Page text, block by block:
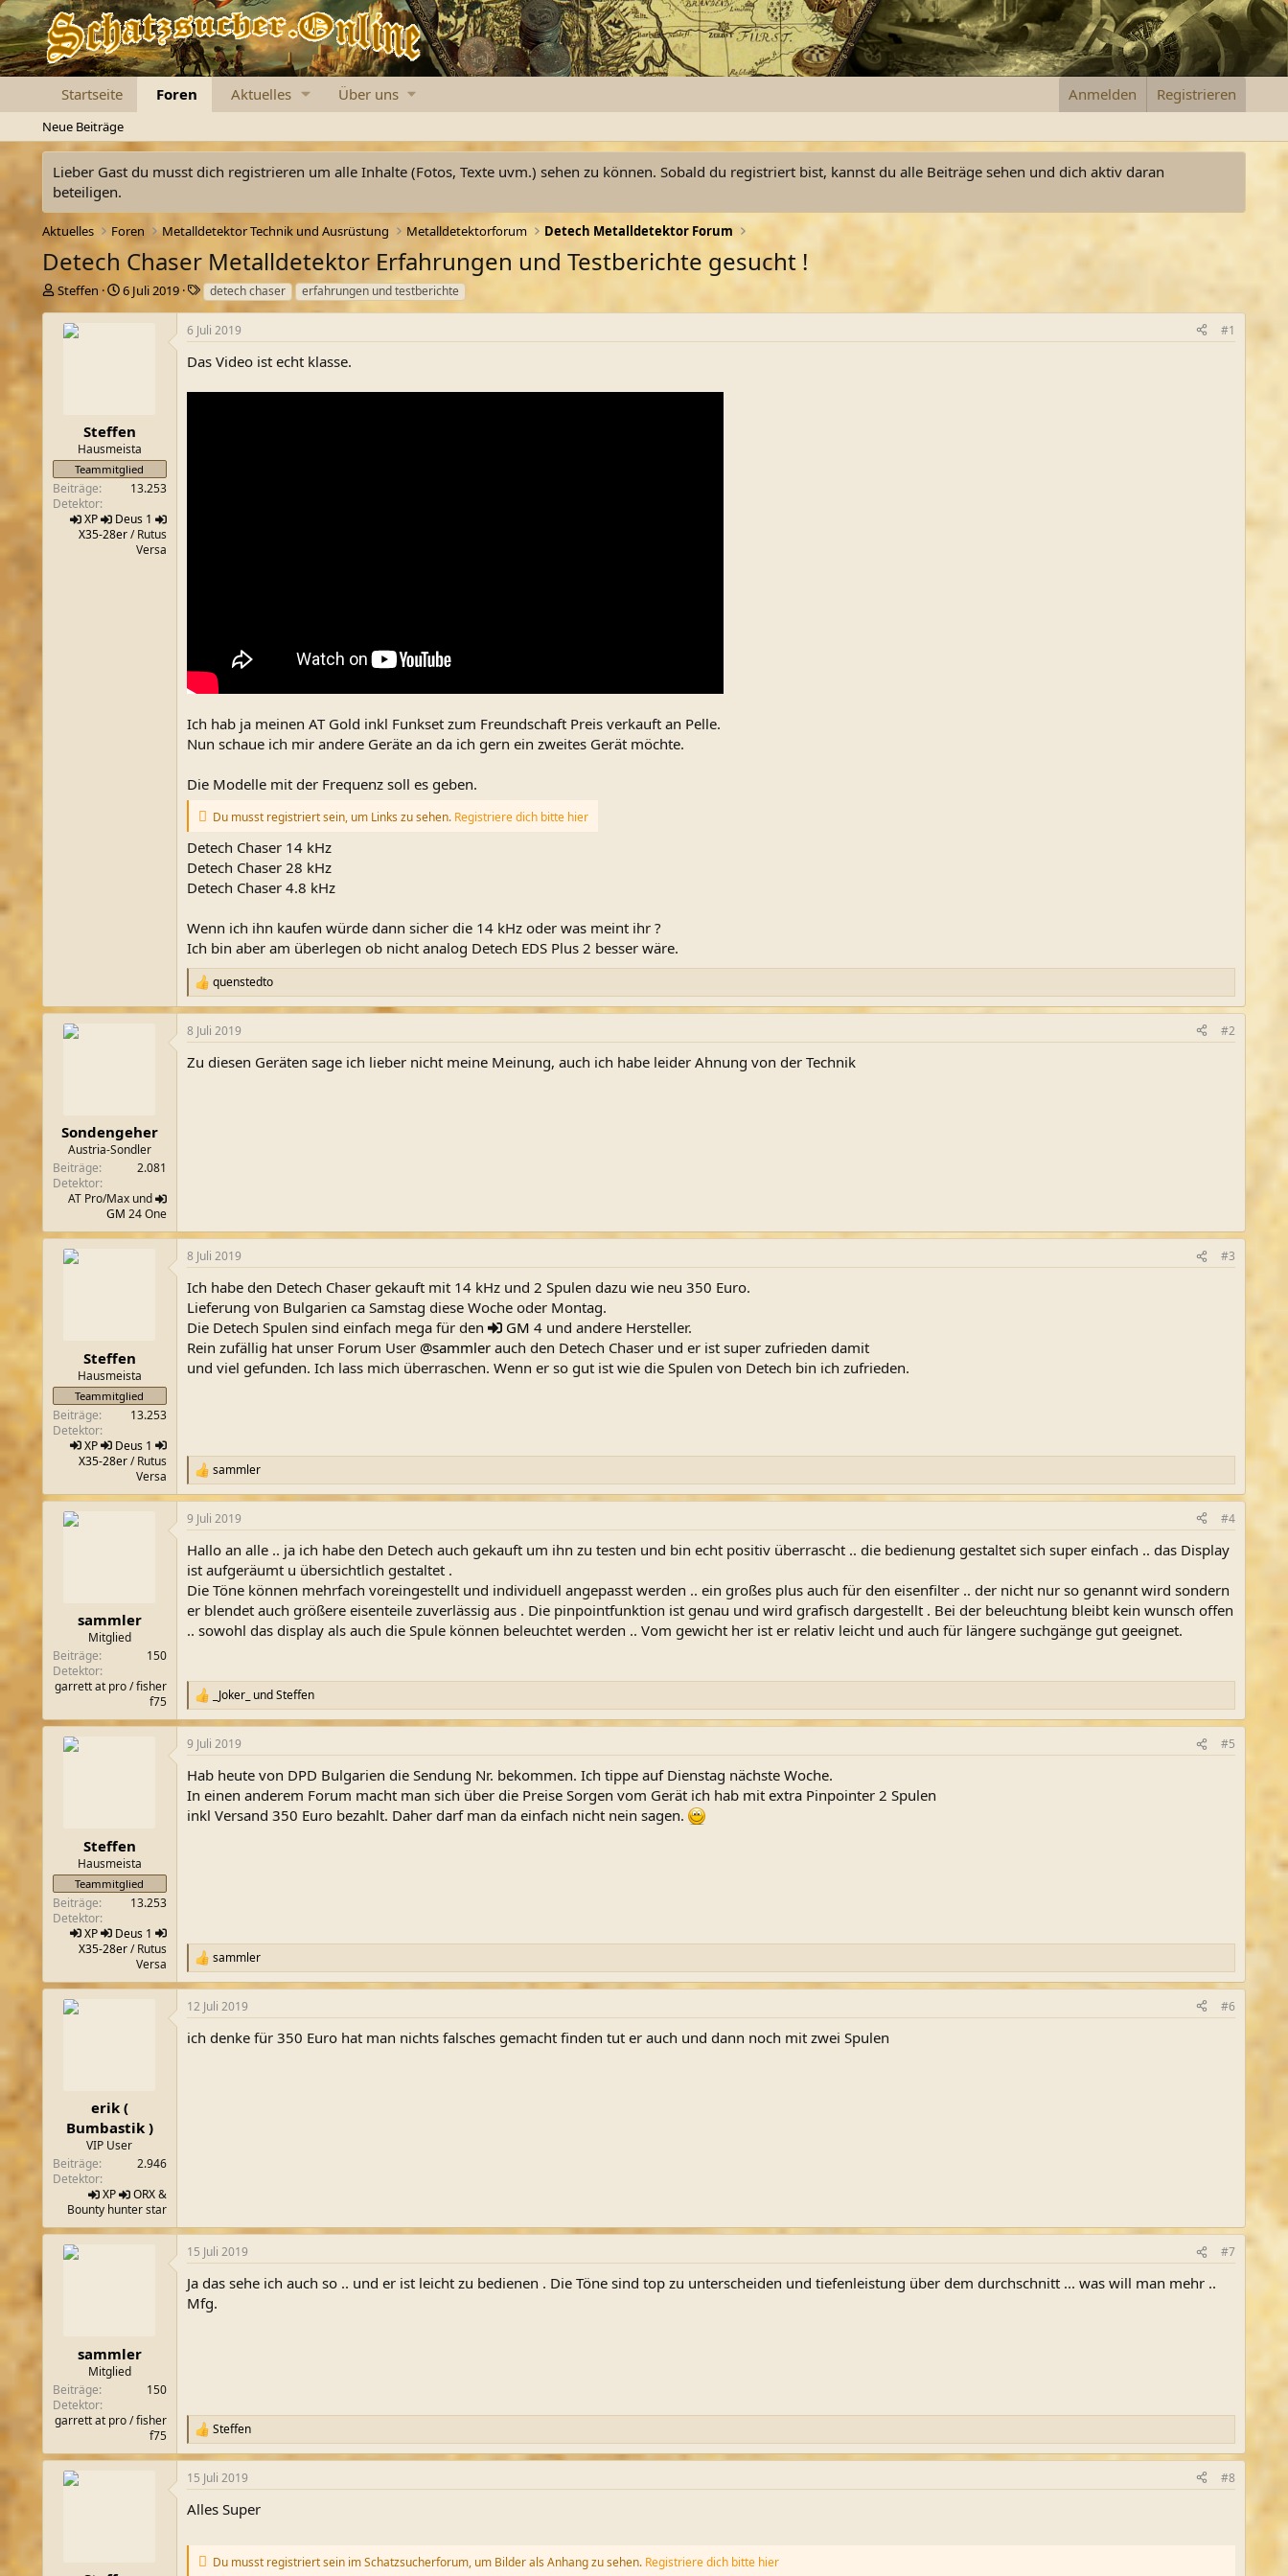
Startseite Foren Aktuelles Über uns Anmelden Registrieren
Neue Beiträge
Lieber Gast du musst dich registrieren um alle Inhalte (Fotos, Texte uvm.) sehen zu können. Sobald du registriert bist, kannst du alle Beiträge sehen und dich aktiv daran
beteiligen.
Aktuelles Foren Metalldetektor Technik und Ausrüstung Metalldetektorforum Detech Metalldetektor Forum
Detech Chaser Metalldetektor Erfahrungen und Testberichte gesucht !
E
Steffen
E
a
m
6 Juli 2019
S
c
h
l
a
w
detech chaser erfahrungen und testberichte
Steffen
Hausmeista
Teammitglied
Beiträge
13.253
Detektor
XP
Deus 1
X35-28er/ Rutus
Versa
6 Juli 2019 #1
Das Video ist echt klasse.
Ich hab ja meinen AT Gold inkl Funkset zum Freundschaft Preis verkauft an Pelle.
Nun schaue ich mir andere Geräte an da ich gern ein zweites Gerät möchte.
Die Modelle mit der Frequenz soll es geben.
Du musst registriert sein, um Links zu sehen. Registriere dich bitte hier
Detech Chaser 14 kHz
Detech Chaser 28 kHz
Detech Chaser 4.8 kHz
Wenn ich ihn kaufen würde dann sicher die 14 kHz oder was meint ihr ?
Ich bin aber am überlegen ob nicht analog Detech EDS Plus 2 besser wäre.
R
e
a
k
i
quenstedto
Sondengeher
Austria-Sondler
Beiträge
2.081
Detektor
AT Pro/Max und
GM 24 One
8 Juli 2019 #2
Zu diesen Geräten sage ich lieber nicht meine Meinung, auch ich habe leider Ahnung von der Technik
Steffen
Hausmeista
Teammitglied
Beiträge
13.253
Detektor
XP
Deus 1
X35-28er/ Rutus
Versa
8 Juli 2019 #3
Ich habe den Detech Chaser gekauft mit 14 kHz und 2 Spulen dazu wie neu 350 Euro.
Lieferung von Bulgarien ca Samstag diese Woche oder Montag.
Die Detech Spulen sind einfach mega für den
GM 4 und andere Hersteller.
Rein zufällig hat unser Forum User @sammlerauch den Detech Chaser und er ist super zufrieden damit
und viel gefunden. Ich lass mich überraschen. Wenn er so gut ist wie die Spulen von Detech bin ich zufrieden.
R
e
a
k
i
o
n
e
n
sammler
sammler
Mitglied
Beiträge
150
Detektor
garrett at pro / fisher
f75
9 Juli 2019 #4
Hallo an alle .. ja ich habe den Detech auch gekauft um ihn zu testen und bin echt positiv überrascht .. die bedienung gestaltet sich super einfach .. das Display
ist aufgeräumt u übersichtlich gestaltet .
Die Töne können mehrfach voreingestellt und individuell angepasst werden .. ein großes plus auch für den eisenfilter .. der nicht nur so genannt wird sondern
er blendet auch größere eisenteile zuverlässig aus . Die pinpointfunktion ist genau und wird grafisch dargestellt . Bei der beleuchtung bleibt kein wunsch offen
.. sowohl das display als auch die Spule können beleuchtet werden .. Vom gewicht her ist er relativ leicht und auch für längere suchgänge gut geeignet.
R
e
a
k
i
o
e
_Joker_ undSteffen
Steffen
Hausmeista
Teammitglied
Beiträge
13.253
Detektor
XP
Deus 1
X35-28er/ Rutus
Versa
9 Juli 2019 #5
Hab heute von DPD Bulgarien die Sendung Nr. bekommen. Ich tippe auf Dienstag nächste Woche.
In einen anderem Forum macht man sich über die Preise Sorgen vom Gerät ich hab mit extra Pinpointer 2 Spulen
inkl Versand 350 Euro bezahlt. Daher darf man da einfach nicht nein sagen.
R
e
a
k
i
sammler
erik (
Bumbastik )
VIP User
Beiträge
2.946
Detektor
XP
ORX&
Bounty hunter star
12 Juli 2019 #6
ich denke für 350 Euro hat man nichts falsches gemacht finden tut er auch und dann noch mit zwei Spulen
sammler
Mitglied
Beiträge
150
Detektor
garrett at pro / fisher
f75
15 Juli 2019 #7
Ja das sehe ich auch so .. und er ist leicht zu bedienen . Die Töne sind top zu unterscheiden und tiefenleistung über dem durchschnitt ... was will man mehr ..
Mfg.
R
e
a
k
i
e
Steffen
15 Juli 2019 #8
Alles Super
Du musst registriert sein im Schatzsucherforum, um Bilder als Anhang zu sehen. Registriere dich bitte hier